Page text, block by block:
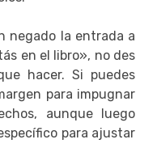
negado la entrada a
en el libro», no des
hacer. Si puedes
para impugnar
aunque luego
para ajustar